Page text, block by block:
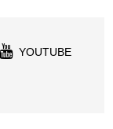
YOUTUBE